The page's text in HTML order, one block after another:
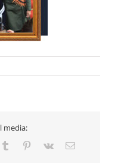
media:
Tumblr Pinterest
Vk
E-